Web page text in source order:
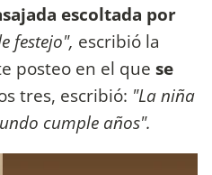
escoltada por
festejo", escribió la
posteo en el que se
tres, escribió: "La niña
cumple años".